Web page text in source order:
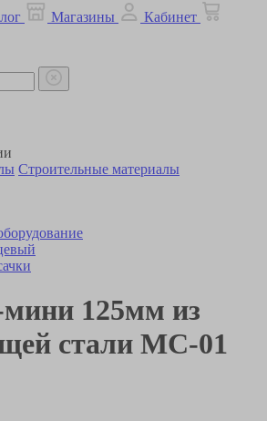
Магазины
Кабинет
Строительные материалы
125мм из
стали MC-01